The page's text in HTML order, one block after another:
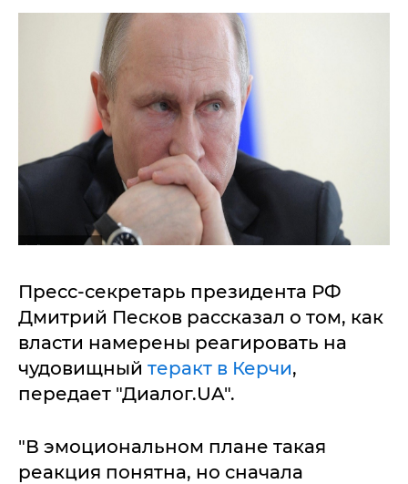
Пресс-секретарь президента РФ
Дмитрий Песков рассказал о том, как
власти намерены реагировать на
чудовищный теракт в Керчи,
передает "Диалог.UA".
"В эмоциональном плане такая
реакция понятна, но сначала